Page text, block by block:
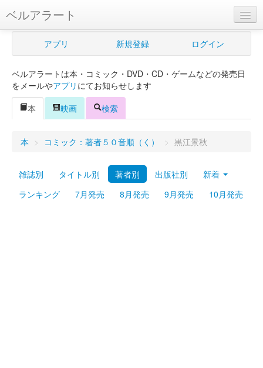
ベルアラート
ベルアラートとは
新規登録
ログイン
Myシェルフ
プレミアム
アプリ 新規登録 ログイン
ベルアラートは本・コミック・DVD・CD・ゲームなどの発売日
をメールやアプリ にてお知らせします
本
映画 検索
本 > コミック：著者５０音順（く） > 黒江景秋
雑誌別 タイトル別 著者別 出版社別
新着
ランキング
7月発売 8月発売 9月発売 10月発売